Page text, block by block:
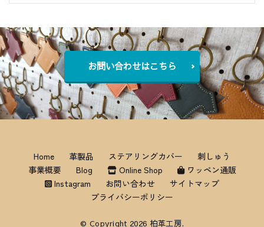
お問い合わせはこちら
Home 革製品 ステアリングカバー
刺しゅう
事業概要
Blog Online Shop
ワッペン通販
Instagram
お問い合わせ
サイトマップ
プライバシーポリシー
© Copyright 2026 柏革工房.